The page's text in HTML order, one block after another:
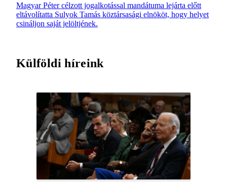
Magyar Péter célzott jogalkotással mandátuma lejárta előtt
eltávolítatta Sulyok Tamás köztársasági elnököt, hogy helyet
csináljon saját jelöltjének.
Külföldi híreink